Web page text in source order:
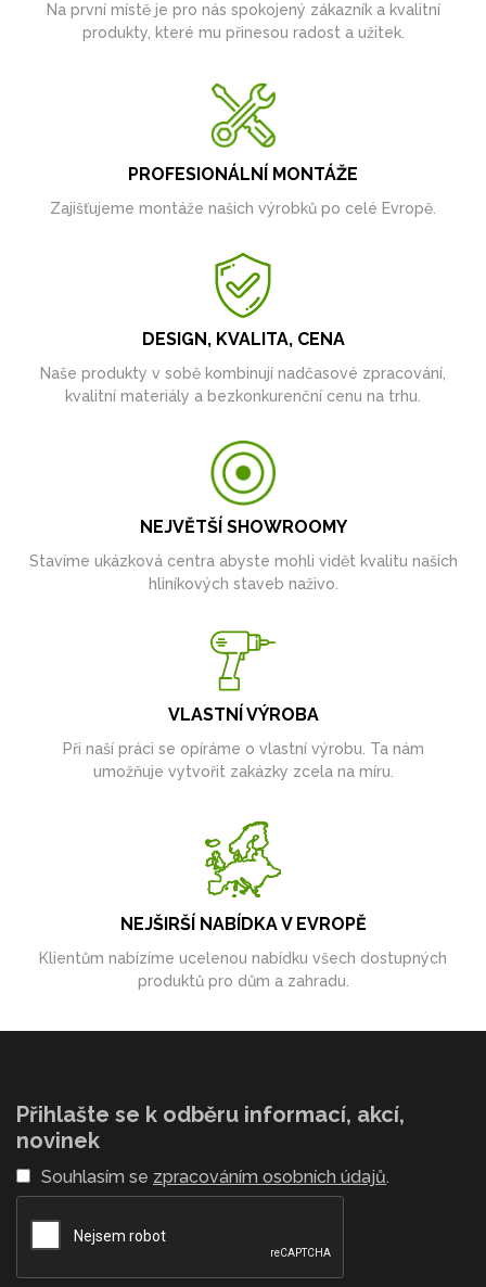
Na první místě je pro nás spokojený zákazník a kvalitní
produkty, které mu přinesou radost a užitek.
PROFESIONÁLNÍ MONTÁŽE
Zajišťujeme montáže našich výrobků po celé Evropě.
DESIGN, KVALITA, CENA
Naše produkty v sobě kombinují nadčasové zpracování,
kvalitní materiály a bezkonkurenční cenu na trhu.
NEJVĚTŠÍ SHOWROOMY
Stavíme ukázková centra abyste mohli vidět kvalitu našich
hliníkových staveb naživo.
VLASTNÍ VÝROBA
Při naší práci se opíráme o vlastní výrobu. Ta nám
umožňuje vytvořit zakázky zcela na míru.
NEJŠIRŠÍ NABÍDKA V EVROPĚ
Klientům nabízíme ucelenou nabídku všech dostupných
produktů pro dům a zahradu.
Přihlašte se k odběru informací, akcí,
novinek
Souhlasím se zpracováním osobních údajů.